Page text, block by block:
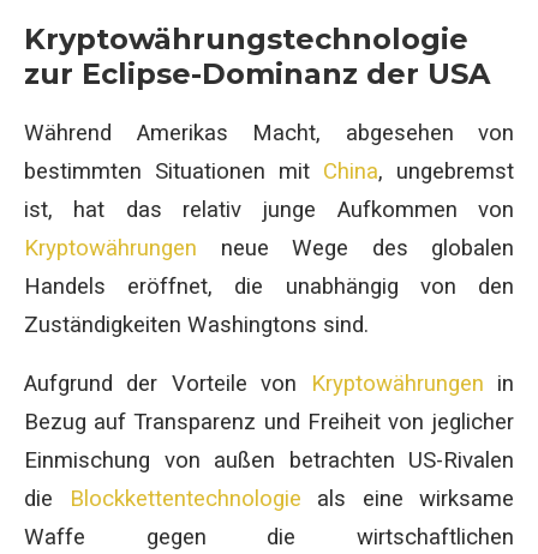
Kryptowährungstechnologie
zur Eclipse-Dominanz der USA
Während Amerikas Macht, abgesehen von
bestimmten Situationen mit China, ungebremst
ist, hat das relativ junge Aufkommen von
Kryptowährungen neue Wege des globalen
Handels eröffnet, die unabhängig von den
Zuständigkeiten Washingtons sind.
Aufgrund der Vorteile von Kryptowährungen in
Bezug auf Transparenz und Freiheit von jeglicher
Einmischung von außen betrachten US-Rivalen
die
Blockkettentechnologie als eine wirksame
Waffe gegen die wirtschaftlichen